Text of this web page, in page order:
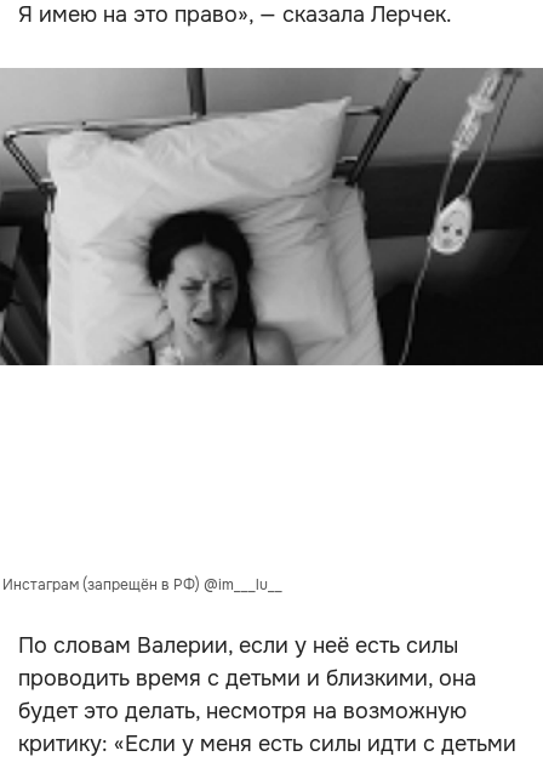
Я имею на это право», — сказала Лерчек.
(запрещён в РФ) @im___lu__
По словам Валерии, если у неё есть силы
проводить время с детьми и близкими, она
будет это делать, несмотря на возможную
критику: «Если у меня есть силы идти с детьми